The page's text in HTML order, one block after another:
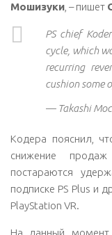
Мошизуки , – пишет
PS chief
cycle, which
recurring
cushion some
— Takashi
Кодера пояснил,
снижение
постараются
подписке PS Plus и
PlayStation VR.